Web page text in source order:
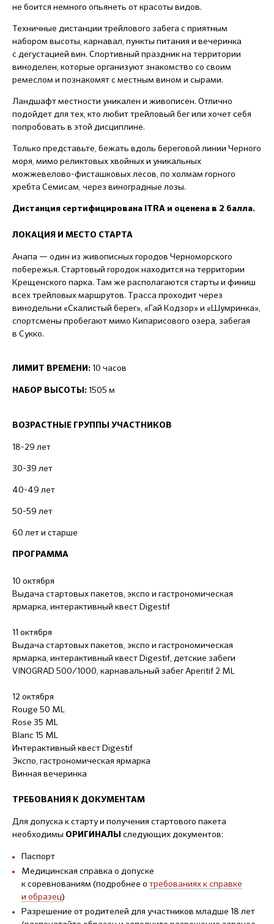
не боится немного опьянеть от красоты видов.
Техничные дистанции трейлового забега с приятным
набором высоты, карнавал, пункты питания и вечеринка
с дегустацией вин. Спортивный праздник на территории
виноделен, которые организуют знакомство со своим
ремеслом и познакомят с местным вином и сырами.
Ландшафт местности уникален и живописен. Отлично
подойдет для тех, кто любит трейловый бег или хочет себя
попробовать в этой дисциплине.
Только представьте, бежать вдоль береговой линии Черного
моря, мимо реликтовых хвойных и уникальных
можжевелово-фисташковых лесов, по холмам горного
хребта Семисам, через виноградные лозы.
Дистанция сертифицирована ITRA и оценена в 2 балла.
ЛОКАЦИЯ И МЕСТО СТАРТА
Анапа — один из живописных городов Черноморского
побережья. Стартовый городок находится на территории
Крещенского парка. Там же располагаются старты и финиш
всех трейловых маршрутов. Трасса проходит через
винодельни «Скалистый берег», «Гай Кодзор» и «Шумринка»,
спортсмены пробегают мимо Кипарисового озера, забегая
в Сукко.
ЛИМИТ ВРЕМЕНИ: 10 часов
НАБОР ВЫСОТЫ: 1505 м
ВОЗРАСТНЫЕ ГРУППЫ УЧАСТНИКОВ
18-29 лет
30-39 лет
40-49 лет
50-59 лет
60 лет и старше
ПРОГРАММА
10 октября
Выдача стартовых пакетов, экспо и гастрономическая
ярмарка, интерактивный квест Digestif
11 октября
Выдача стартовых пакетов, экспо и гастрономическая
ярмарка, интерактивный квест Digestif, детские забеги
VINOGRAD 500/1000, карнавальный забег Aperitif 2 ML
12 октября
Rouge 50 ML
Rose 35 ML
Blanc 15 ML
Интерактивный квест Digestif
Экспо, гастрономическая ярмарка
Винная вечеринка
ТРЕБОВАНИЯ К ДОКУМЕНТАМ
Для допуска к старту и получения стартового пакета
необходимы ОРИГИНАЛЫ следующих документов:
Паспорт
Медицинская справка о допуске
к соревнованиям (подробнее о требованиях к справке
и образец)
Разрешение от родителей для участников младше 18 лет